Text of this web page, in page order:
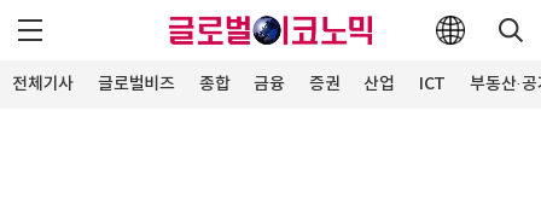
전체기사 글로벌비즈 종합 금융 증권 산업 ICT 부동산·